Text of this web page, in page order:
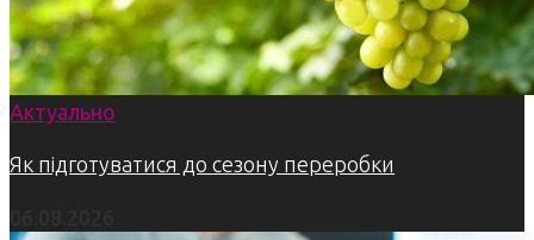
Актуально
Як підготуватися до сезону переробки